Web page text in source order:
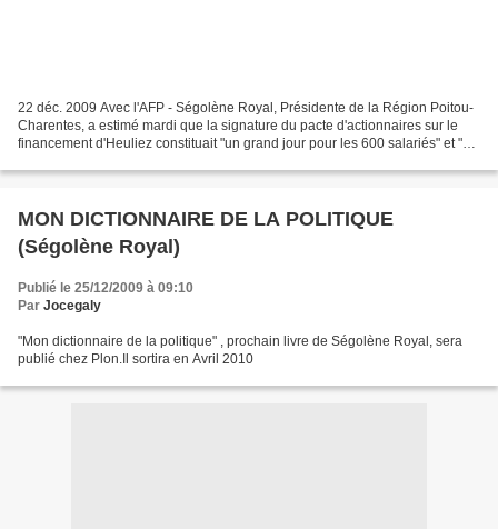
22 déc. 2009 Avec l'AFP - Ségolène Royal, Présidente de la Région Poitou-
Charentes, a estimé mardi que la signature du pacte d'actionnaires sur le
financement d'Heuliez constituait "un grand jour pour les 600 salariés" et "un
MON DICTIONNAIRE DE LA POLITIQUE
(Ségolène Royal)
Publié le 25/12/2009 à 09:10
Par Jocegaly
"Mon dictionnaire de la politique" , prochain livre de Ségolène Royal, sera
publié chez Plon.Il sortira en Avril 2010